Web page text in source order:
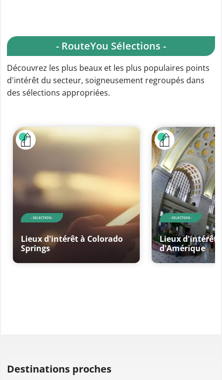
- RouteYou Sélections -
Découvrez les plus beaux et les plus populaires points
d'intérêt du secteur, soigneusement regroupés dans
des sélections appropriées.
- SELECTION -
Lieux d'intérêt à Colorado
Springs
- SELECTION -
Lieux d'intérêt
d'Amérique
Destinations proches